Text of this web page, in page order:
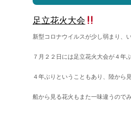
足立花火大会
新型コロナウイルスが少し弱まり、
７月２２日には足立花火大会が４年
４年ぶりということもあり、陸から
船から見る花火もまた一味違うので